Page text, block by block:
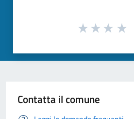
Contatta il comune